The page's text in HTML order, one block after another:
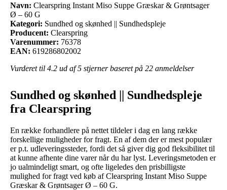
Navn: Clearspring Instant Miso Suppe Græskar & Grøntsager
Ø – 60 G
Kategori: Sundhed og skønhed || Sundhedspleje
Producent: Clearspring
Varenummer: 76378
EAN: 619286802002
Vurderet til 4.2 ud af 5 stjerner baseret på 22 anmeldelser
Sundhed og skønhed || Sundhedspleje
fra Clearspring
En række forhandlere på nettet tildeler i dag en lang række
forskellige muligheder for fragt. En af dem der er mest populær
er p.t. udleveringssteder, fordi det så giver dig god fleksibilitet til
at kunne afhente dine varer når du har lyst. Leveringsmetoden er
jo ualmindeligt smart, og ofte ligeledes den prisbilligste
mulighed for fragt ved køb af Clearspring Instant Miso Suppe
Græskar & Grøntsager Ø – 60 G.